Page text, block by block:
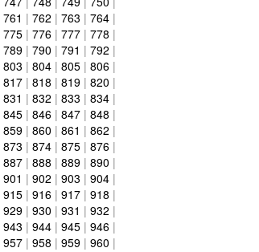
761 | 762 | 763 | 764|
775| 776| 777| 778 |
789| 790 | 791 | 792 |
803 | 804| 805| 806|
817| 818 | 819| 820 |
831 | 832 | 833 | 834|
845| 846| 847| 848 |
859| 860 | 861 | 862 |
873 | 874| 875| 876|
887| 888 | 889| 890 |
901 | 902 | 903 | 904|
915| 916| 917| 918 |
929| 930 | 931 | 932 |
943 | 944| 945| 946|
957| 958 | 959| 960 |